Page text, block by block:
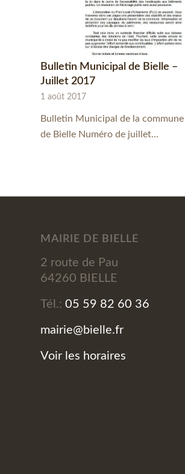
Bulletin Municipal de Bielle –
Juillet 2017
1 août 2017
Bulletin Municipal de la commune
de Bielle Numéro de juillet…
MAIRIE DE BIELLE
2 route de Pau
64260 BIELLE
Tél.: 05 59 82 60 36
mairie@bielle.fr
Voir les horaires